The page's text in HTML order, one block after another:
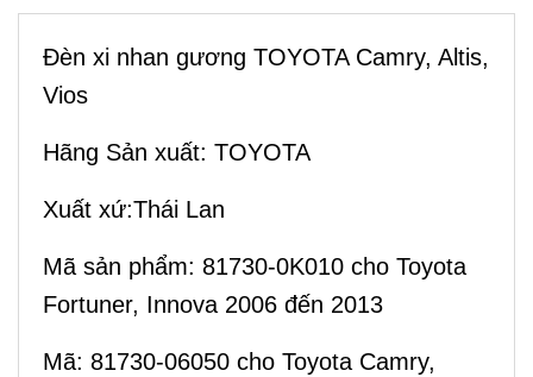
Đèn xi nhan gương TOYOTA Camry, Altis,
Vios
Hãng Sản xuất: TOYOTA
Xuất xứ:Thái Lan
Mã sản phẩm: 81730-0K010 cho Toyota
Fortuner, Innova 2006 đến 2013
Mã: 81730-06050 cho Toyota Camry,